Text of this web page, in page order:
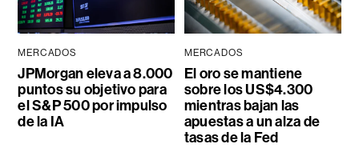
MERCADOS
JPMorgan eleva a 8.000
puntos su objetivo para
el S&P 500 por impulso
de la IA
MERCADOS
El oro se mantiene
sobre los US$4.300
mientras bajan las
apuestas a un alza de
tasas de la Fed